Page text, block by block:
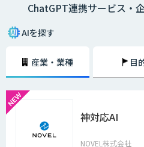
ChatGPT連携サービス・
AIを探す
産業・業種 目
神対応AI
NOVEL株式会社